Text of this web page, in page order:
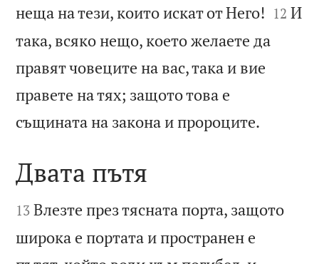
неща на тези, които искат от Него! 

12 И
така, всяко нещо, което желаете да
правят човеците на вас, така и вие
правете на тях; защото това е
същината на закона и пророците.

Двата пътя

13 Влезте през тясната порта, защото
широка е портата и пространен е